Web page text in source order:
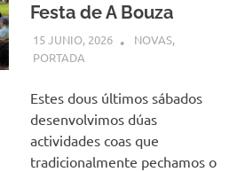
Festa de A Bouza
15 JUNIO, 2026 COMUNIDADE
NOVAS,
PORTADA
Estes dous últimos sábados
desenvolvimos dúas
actividades coas que
tradicionalmente pechamos o